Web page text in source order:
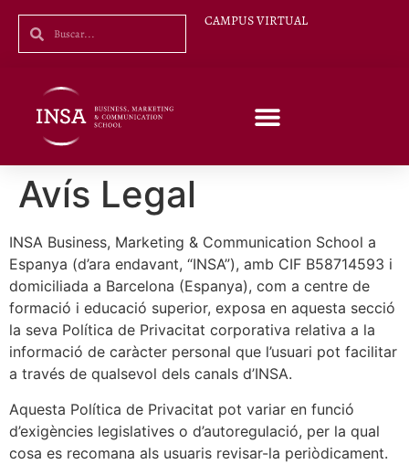
CAMPUS VIRTUAL
Avís Legal
INSA Business, Marketing & Communication School a
Espanya (d’ara endavant, “INSA”), amb CIF B58714593 i
domiciliada a Barcelona (Espanya), com a centre de
formació i educació superior, exposa en aquesta secció
la seva Política de Privacitat corporativa relativa a la
informació de caràcter personal que l’usuari pot facilitar
a través de qualsevol dels canals d’INSA.
Aquesta Política de Privacitat pot variar en funció
d’exigències legislatives o d’autoregulació, per la qual
cosa es recomana als usuaris revisar-la periòdicament.